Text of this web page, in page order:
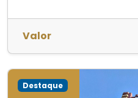
Valor
Destaque